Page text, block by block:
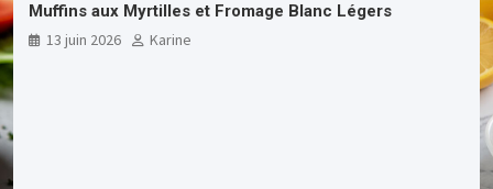
Muffins aux Myrtilles et Fromage Blanc Légers
13 juin 2026
Karine